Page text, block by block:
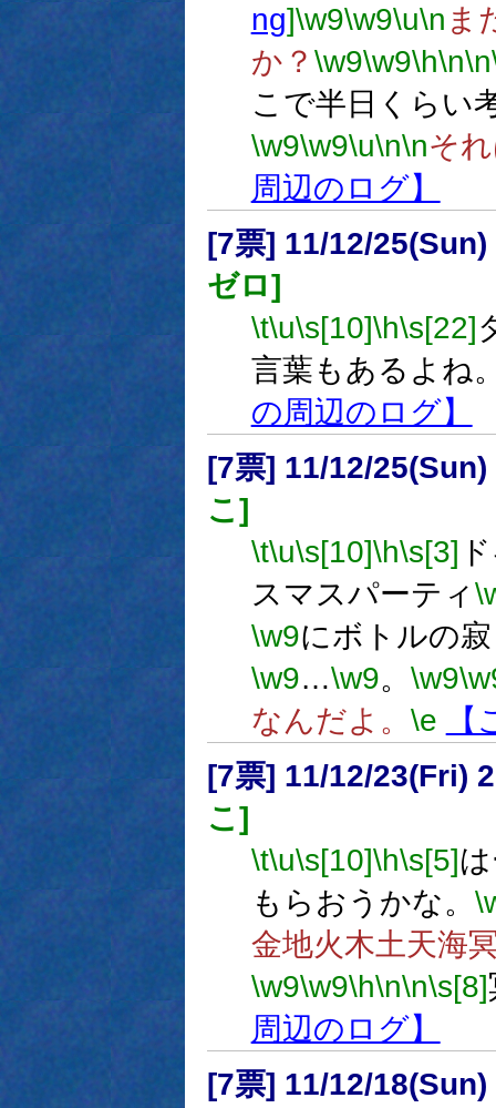
ng]\w9\w9\u\n ま
か？ \w9\w9\h\n\n
こで半日くらい
\w9\w9\u\n\nそ
周辺のログ】
[7票] 11/12/
ゼロ]
\t\u\s[10]\h\s[22]
言葉もあるよね
の周辺のログ】
[7票] 11/12/
こ]
\t\u\s[10]\h\s[3]
スマスパーティ
\w9にボトルの
\w9…\w9。 \w9
なんだよ。 \e
[7票] 11/12/23(Fri)
こ]
\t\u\s[10]\h\s[5]
もらおうかな。
金地火木土天海
\w9\w9\h\n\n\s[8]
周辺のログ】
[7票] 11/12/